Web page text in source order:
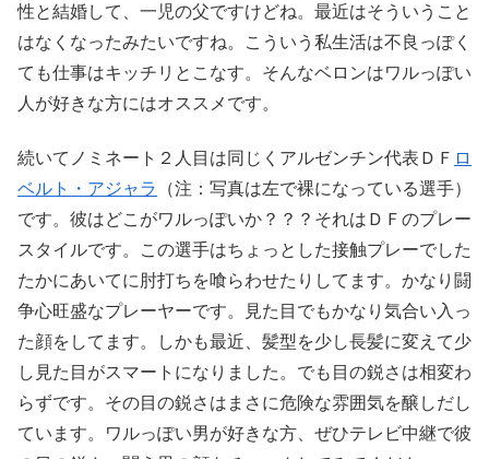
性と結婚して、一児の父ですけどね。最近はそういうこと
はなくなったみたいですね。こういう私生活は不良っぽく
ても仕事はキッチリとこなす。そんなベロンはワルっぽい
人が好きな方にはオススメです。
続いてノミネート２人目は同じくアルゼンチン代表ＤＦ ロ
ベルト・アジャラ
（注：写真は左で裸になっている選手）
です。彼はどこがワルっぽいか？？？それはＤＦのプレー
スタイルです。この選手はちょっとした接触プレーでした
たかにあいてに肘打ちを喰らわせたりしてます。かなり闘
争心旺盛なプレーヤーです。見た目でもかなり気合い入っ
た顔をしてます。しかも最近、髪型を少し長髪に変えて少
し見た目がスマートになりました。でも目の鋭さは相変わ
らずです。その目の鋭さはまさに危険な雰囲気を醸しだし
ています。ワルっぽい男が好きな方、ぜひテレビ中継で彼